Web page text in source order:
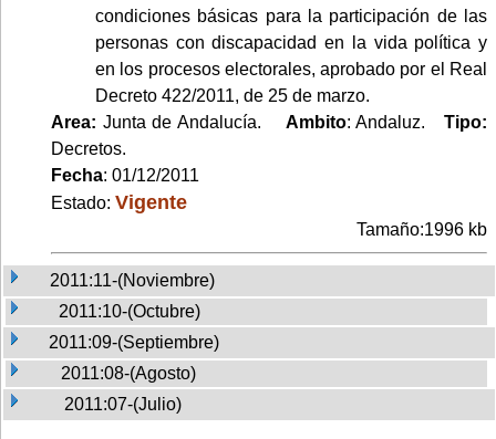
condiciones básicas para la participación de las
personas con discapacidad en la vida política y
en los procesos electorales, aprobado por el Real
Decreto 422/2011, de 25 de marzo.
Area: Junta de Andalucía. Ambito: Andaluz.Tipo:
Decretos.
Fecha: 01/12/2011
Estado: Vigente
Tamaño:1996 kb
2011:11-(Noviembre)
2011:10-(Octubre)
2011:09-(Septiembre)
2011:08-(Agosto)
2011:07-(Julio)